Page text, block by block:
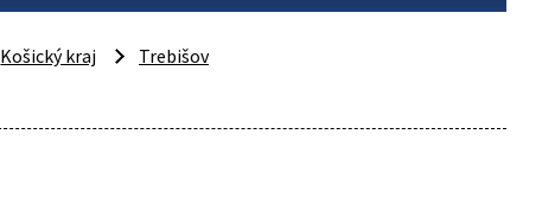
Košický kraj
Trebišov